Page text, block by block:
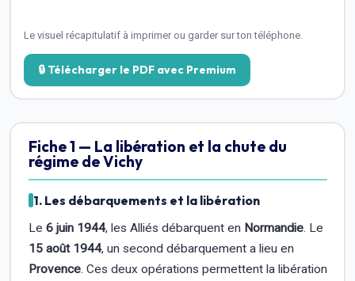
Le visuel récapitulatif à imprimer ou garder sur ton téléphone.
🔒 Télécharger le PDF avec Premium
Fiche 1 — La libération et la chute du
régime de Vichy
1. Les débarquements et la libération
Le 6 juin 1944, les Alliés débarquent en Normandie. Le
15 août 1944, un second débarquement a lieu en
Provence. Ces deux opérations permettent la libération